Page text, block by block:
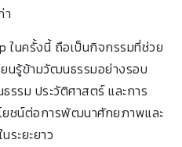
า
ในครั้งนี้ ถือเป็นกิจกรรมที่ช่วย
นรู้ข้ามวัฒนธรรมอย่างรอบ
รม ประวัติศาสตร์ และการ
ชน์ต่อการพัฒนาศักยภาพและ
ระยะยาว